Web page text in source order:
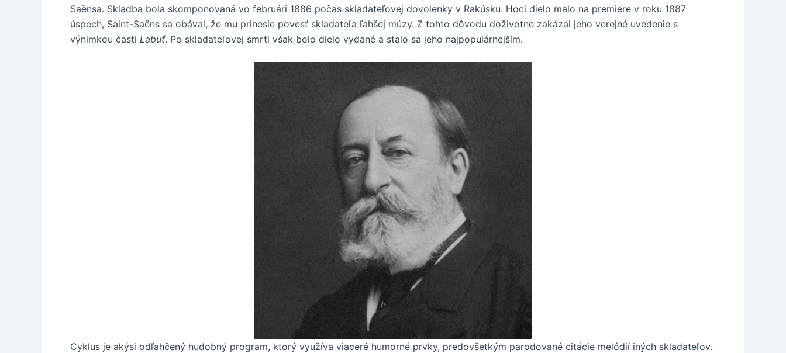
Saënsa. Skladba bola skomponovaná vo februári 1886 počas skladateľovej dovolenky v Rakúsku. Hoci dielo malo na premiére v roku 1887
úspech, Saint-Saëns sa obával, že mu prinesie povesť skladateľa ľahšej múzy. Z tohto dôvodu doživotne zakázal jeho verejné uvedenie s
výnimkou časti Labuť. Po skladateľovej smrti však bolo dielo vydané a stalo sa jeho najpopulárnejším.
Cyklus je akýsi odľahčený hudobný program, ktorý využíva viaceré humorné prvky, predovšetkým parodované citácie melódií iných skladateľov.